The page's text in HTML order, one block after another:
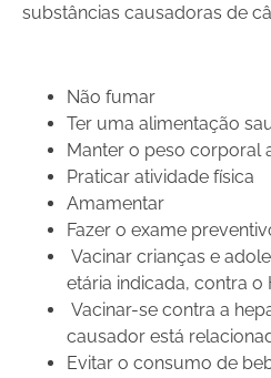
substâncias causadoras de
Não fumar
Ter uma alimentação
Manter o peso corporal
Praticar atividade física
Amamentar
Fazer o exame
Vacinar crianças e
etária indicada, contra o
Vacinar-se contra a
causador está
Evitar o consumo de